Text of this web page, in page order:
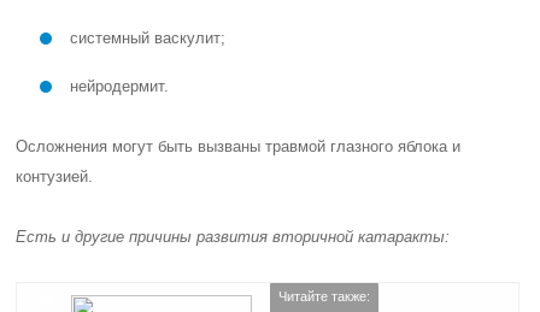
системный васкулит;
нейродермит.
Осложнения могут быть вызваны травмой глазного яблока и
контузией.
Есть и другие причины развития вторичной катаракты:
Читайте также: